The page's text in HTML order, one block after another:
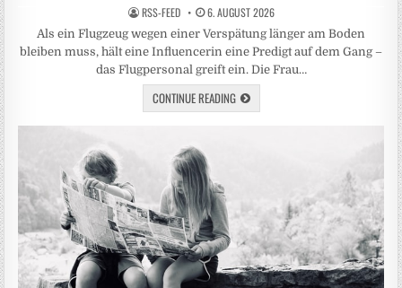
RSS-FEED 6. AUGUST 2026
Als ein Flugzeug wegen einer Verspätung länger am Boden
bleiben muss, hält eine Influencerin eine Predigt auf dem Gang –
das Flugpersonal greift ein. Die Frau…
CONTINUE READING